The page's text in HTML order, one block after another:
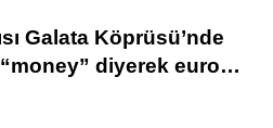
Galata Köprüsü’nde
diyerek euro